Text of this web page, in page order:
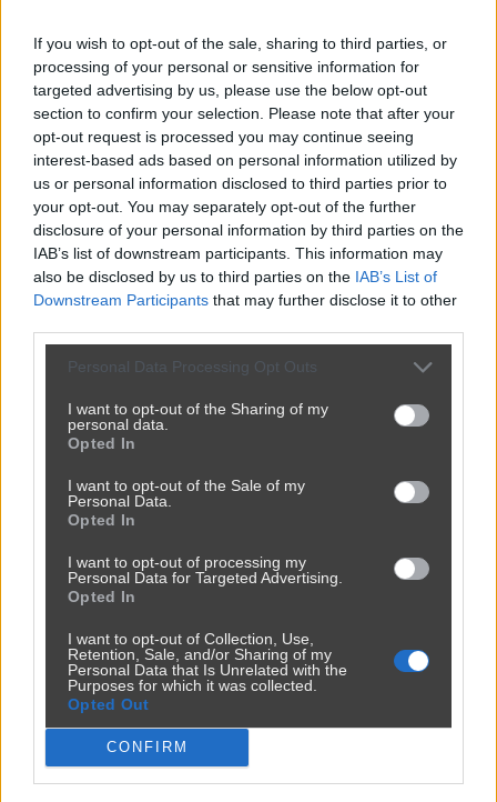
If you wish to opt-out of the sale, sharing to third parties, or
processing of your personal or sensitive information for
targeted advertising by us, please use the below opt-out
section to confirm your selection. Please note that after your
opt-out request is processed you may continue seeing
interest-based ads based on personal information utilized by
us or personal information disclosed to third parties prior to
your opt-out. You may separately opt-out of the further
disclosure of your personal information by third parties on the
IAB’s list of downstream participants. This information may
also be disclosed by us to third parties on the IAB’s List of
Downstream Participants that may further disclose it to other
Personal Data Processing Opt Outs
I want to opt-out of the Sharing of my
personal data.
Opted In
I want to opt-out of the Sale of my
Personal Data.
Opted In
I want to opt-out of processing my
Personal Data for Targeted Advertising.
Opted In
I want to opt-out of Collection, Use,
Retention, Sale, and/or Sharing of my
Personal Data that Is Unrelated with the
Purposes for which it was collected.
Opted Out
CONFIRM
0 7 Udostępnij
Kamera termowizyjna pokazała
przezweedjestgit— 6 miesięcy temu wgrane.pl
Kategoria: 📦 Inne
No to smacznego
przezMauss— 6 miesięcy temu